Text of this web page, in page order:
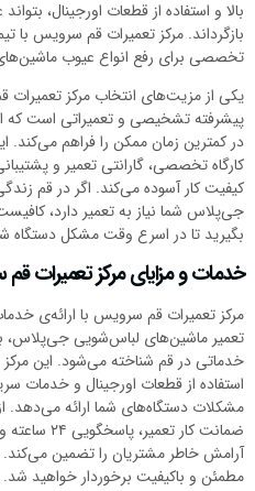
بالا و استفاده از قطعات اورجینال،
بازگرداند. مرکز تعمیرات قم سرویس با
تخصصی برای رفع انواع عیوب
یکی از مزیت‌های انتخاب مرکز تعمیرات
پیشرفته تشخیصی و تعمیراتی است که
در کمترین زمان ممکن را فراهم می‌کند.
کارگاه تخصصی، گارانتی تعمیر و
کیفیت کار آسوده می‌کند. اگر در قم
جی‌پلاس شما نیاز به تعمیر دارد،
بگیرید تا در اسرع وقت مشکل دستگاه
خدمات و مزایای مرکز تعمیرات
مرکز تعمیرات قم سرویس با ارائه‌ی
تعمیر ماشین‌های لباس‌شویی جی‌پلاس،
خدماتی در قم شناخته می‌شود. این
استفاده از قطعات اورجینال و خدمات
مشکلات دستگاه‌های شما ارائه می‌دهد.
ضمانت کار
آرامش خاطر مشتریان را تضمین می‌کند.
مطمئن و باکیفیت برخوردار خواهید شد.